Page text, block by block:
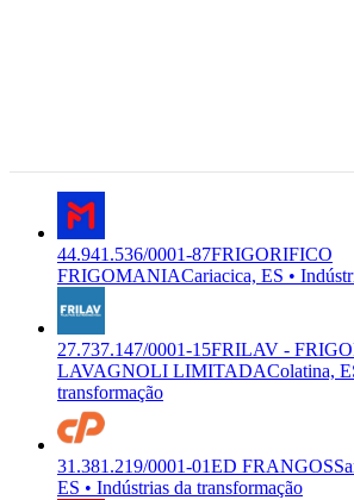
44.941.536/0001-87FRIGORIFICO
FRIGOMANIACariacica, ES •
27.737.147/0001-15FRILAV -
LAVAGNOLI LIMITADAColatina,
transformação
31.381.219/0001-01ED FRANGOS
ES • Indústrias da transformação